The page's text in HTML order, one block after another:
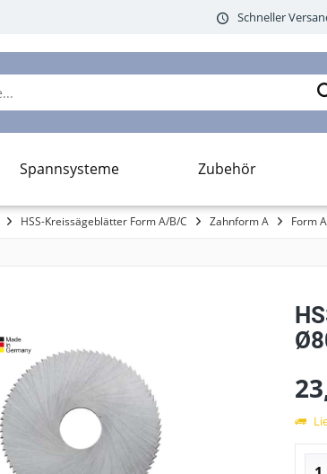
Schneller
Spannsysteme Zubehör
HSS-Kreissägeblätter Form A/B/C Zahnform A Form